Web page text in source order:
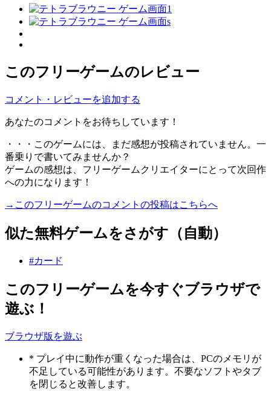
このフリーゲームのレビュー
コメント・レビューを追加する
あなたのコメントをお待ちしています！
・・・このゲームには、まだ感想が投稿されていません。一
番乗りで書いてみませんか？
ゲームの感想は、フリーゲームクリエイターにとって次回作
への力になります！
→このフリーゲームのコメントの投稿はこちらへ
似た無料ゲームをさがす（自動）
#カード
このフリーゲームを今すぐブラウザで
遊ぶ！
ブラウザ版を遊ぶ
* プレイ中に動作が重くなった場合は、PCのメモリが
不足している可能性があります。不要なソフトやタブ
を閉じると改善します。